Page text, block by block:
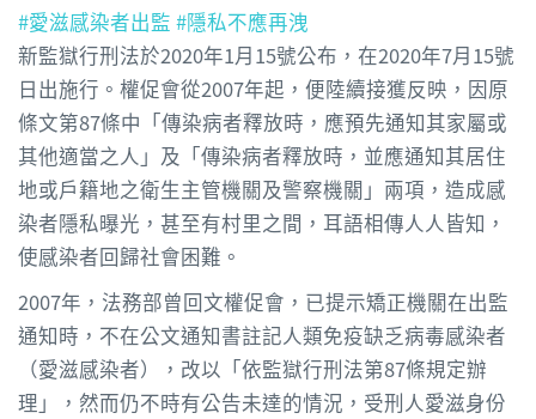
#愛滋感染者出監 #隱私不應再洩
新監獄行刑法於2020年1月15號公布，在2020年7月15號
日出施行。權促會從2007年起，便陸續接獲反映，因原
條文第87條中「傳染病者釋放時，應預先通知其家屬或
其他適當之人」及「傳染病者釋放時，並應通知其居住
地或戶籍地之衛生主管機關及警察機關」兩項，造成感
染者隱私曝光，甚至有村里之間，耳語相傳人人皆知，
使感染者回歸社會困難。
2007年，法務部曾回文權促會，已提示矯正機關在出監
通知時，不在公文通知書註記人類免疫缺乏病毒感染者
（愛滋感染者），改以「依監獄行刑法第87條規定辦
理」，然而仍不時有公告未達的情況，受刑人愛滋身份